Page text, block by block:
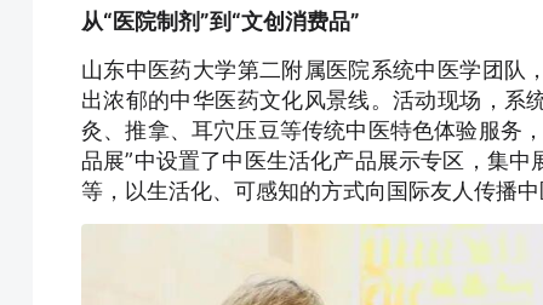
从“医院制剂”到“文创消费品”
山东中医药大学第二附属医院系统中医学团队
出浓郁的中华医药文化风景线。活动现场，系
灸、推拿、耳穴压豆等传统中医特色体验服务
品展”中设置了中医生活化产品展示专区，集
等，以生活化、可感知的方式向国际友人传播